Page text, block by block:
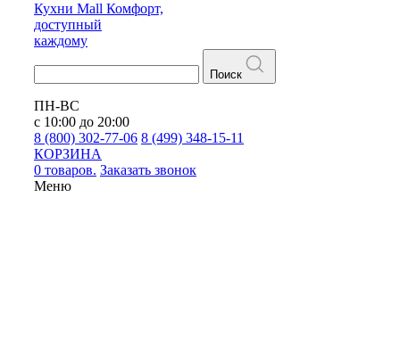
Кухни Mall Комфорт,
доступный
каждому
Поиск
ПН-ВС
с 10:00 до 20:00
8 (800) 302-77-06 8 (499) 348-15-11
КОРЗИНА
0 товаров. Заказать звонок
Меню